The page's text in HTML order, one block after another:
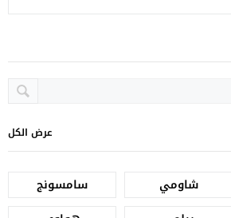
عرض الكل
شاومي
سامسونج